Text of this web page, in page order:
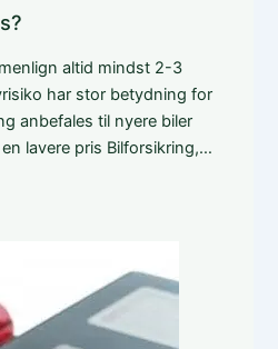
altid mindst 2-3
har stor betydning for
anbefales til nyere biler
lavere pris Bilforsikring,…